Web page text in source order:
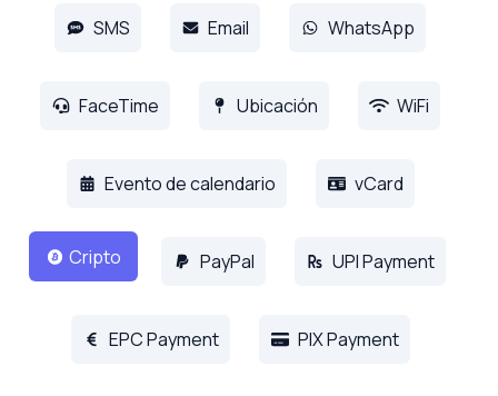
SMS Email WhatsApp
FaceTime Ubicación WiFi
Evento de calendario vCard
Cripto PayPal UPI Payment
EPC Payment PIX Payment